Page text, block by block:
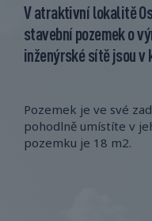
V atraktivní lokalitě
stavební pozemek o
inženýrské sítě jsou v
Pozemek je ve své
pohodlně umístíte v
pozemku je 18 m2.